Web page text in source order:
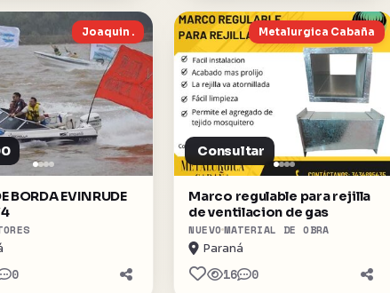
Joaquin .
BORDA EVINRUDE
0
Metalurgica Cabaña
Consultar
Marco regulable para rejilla
de ventilacion de gas
NUEVOMATERIAL DE OBRA
Paraná
16 0